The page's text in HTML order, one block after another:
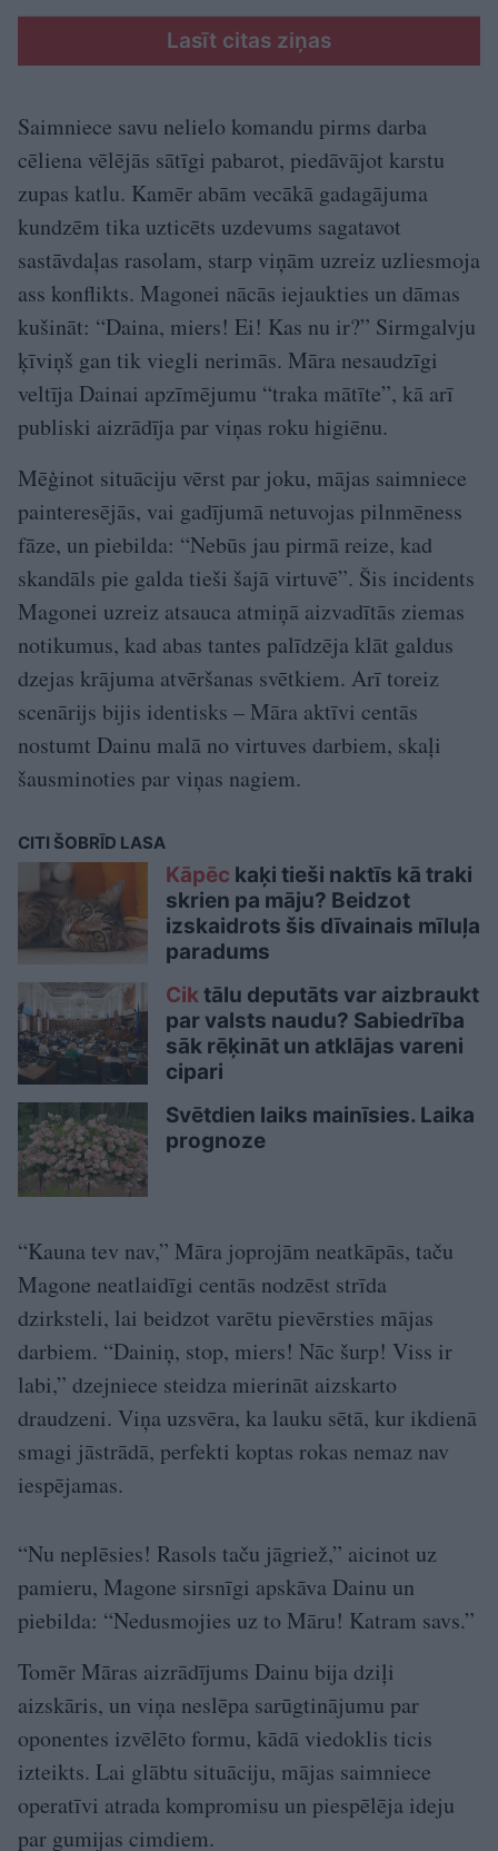
Lasīt citas ziņas
Saimniece savu nelielo komandu pirms darba
cēliena vēlējās sātīgi pabarot, piedāvājot karstu
zupas katlu. Kamēr abām vecākā gadagājuma
kundzēm tika uzticēts uzdevums sagatavot
sastāvdaļas rasolam, starp viņām uzreiz uzliesmoja
ass konflikts. Magonei nācās iejaukties un dāmas
kušināt: “Daina, miers! Ei! Kas nu ir?” Sirmgalvju
ķīviņš gan tik viegli nerimās. Māra nesaudzīgi
veltīja Dainai apzīmējumu “traka mātīte”, kā arī
publiski aizrādīja par viņas roku higiēnu.
Mēģinot situāciju vērst par joku, mājas saimniece
painteresējās, vai gadījumā netuvojas pilnmēness
fāze, un piebilda: “Nebūs jau pirmā reize, kad
skandāls pie galda tieši šajā virtuvē”. Šis incidents
Magonei uzreiz atsauca atmiņā aizvadītās ziemas
notikumus, kad abas tantes palīdzēja klāt galdus
dzejas krājuma atvēršanas svētkiem. Arī toreiz
scenārijs bijis identisks – Māra aktīvi centās
nostumt Dainu malā no virtuves darbiem, skaļi
šausminoties par viņas nagiem.
CITI ŠOBRĪD LASA
Kāpēc kaķi tieši naktīs kā traki
skrien pa māju? Beidzot
izskaidrots šis dīvainais mīluļa
paradums
Ciktālu deputāts var aizbraukt
par valsts naudu? Sabiedrība
sāk rēķināt un atklājas vareni
cipari
Svētdien laiks mainīsies. Laika
prognoze
“Kauna tev nav,” Māra joprojām neatkāpās, taču
Magone neatlaidīgi centās nodzēst strīda
dzirksteli, lai beidzot varētu pievērsties mājas
darbiem. “Dainiņ, stop, miers! Nāc šurp! Viss ir
labi,” dzejniece steidza mierināt aizskarto
draudzeni. Viņa uzsvēra, ka lauku sētā, kur ikdienā
smagi jāstrādā, perfekti koptas rokas nemaz nav
iespējamas.
“Nu neplēsies! Rasols taču jāgriež,” aicinot uz
pamieru, Magone sirsnīgi apskāva Dainu un
piebilda: “Nedusmojies uz to Māru! Katram savs.”
Tomēr Māras aizrādījums Dainu bija dziļi
aizskāris, un viņa neslēpa sarūgtinājumu par
oponentes izvēlēto formu, kādā viedoklis ticis
izteikts. Lai glābtu situāciju, mājas saimniece
operatīvi atrada kompromisu un piespēlēja ideju
par gumijas cimdiem.